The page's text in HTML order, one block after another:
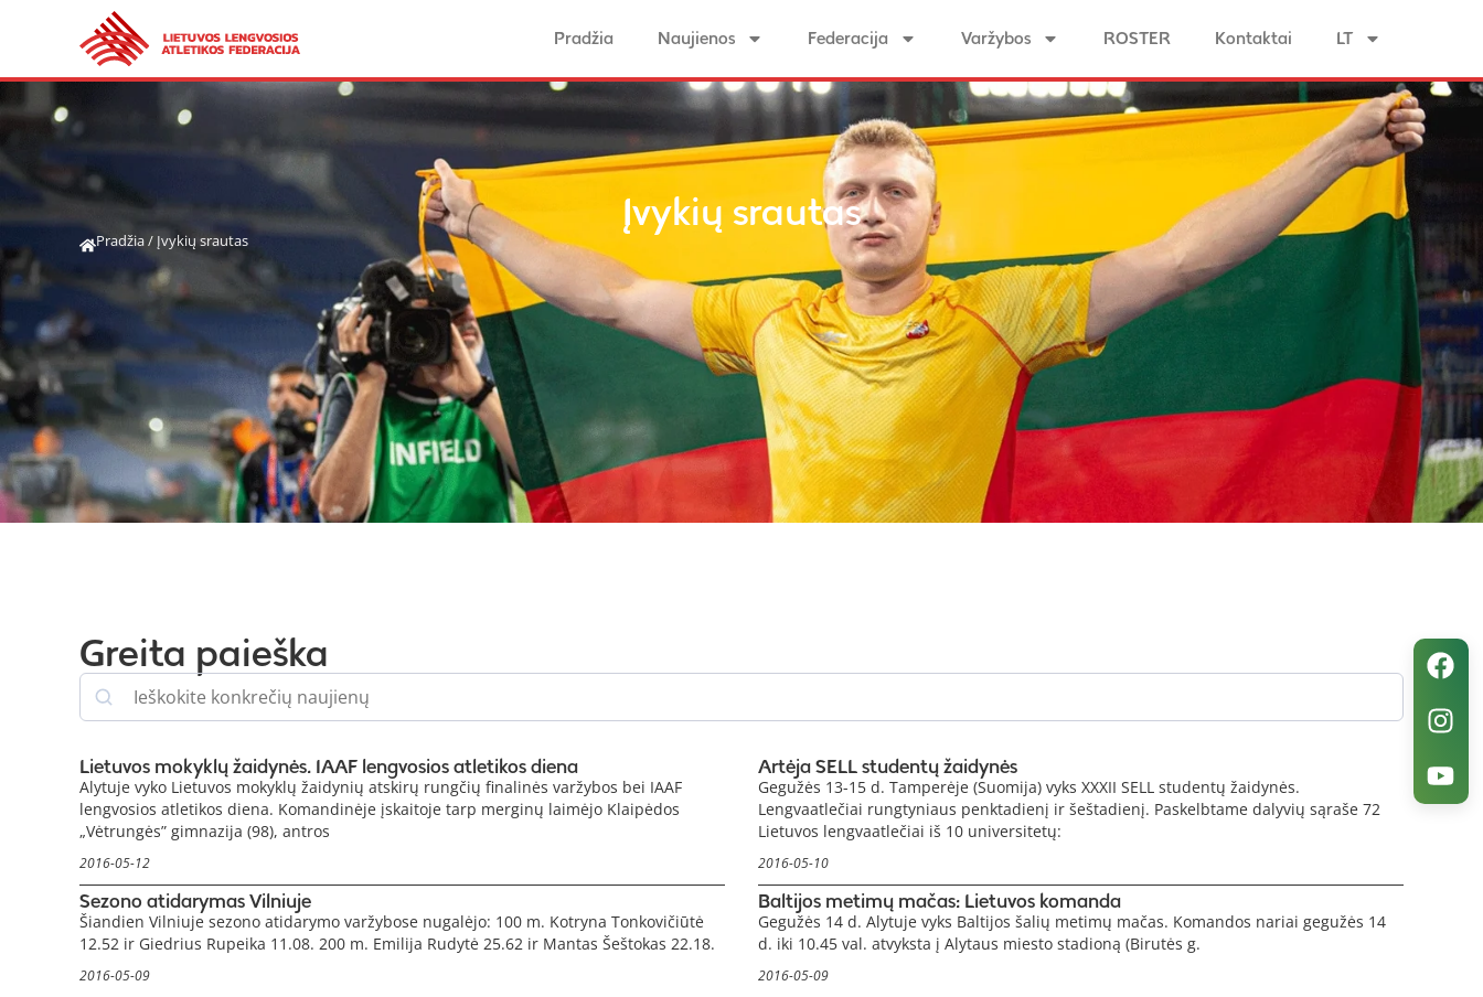
Pradžia Naujienos Federacija Varžybos ROSTER Kontaktai LT
Įvykių srautas
Pradžia/ Įvykių srautas
Greita paieška
Lietuvos mokyklų žaidynės. IAAF lengvosios atletikos diena
Alytuje vyko Lietuvos mokyklų žaidynių atskirų rungčių finalinės varžybos bei IAAF
lengvosios atletikos diena. Komandinėje įskaitoje tarp merginų laimėjo Klaipėdos
„Vėtrungės” gimnazija (98), antros
2016-05-12
Artėja SELL studentų žaidynės
Gegužės 13-15 d. Tamperėje (Suomija) vyks XXXII SELL studentų žaidynės.
Lengvaatlečiai rungtyniaus penktadienį ir šeštadienį. Paskelbtame dalyvių sąraše 72
Lietuvos lengvaatlečiai iš 10 universitetų:
2016-05-10
Sezono atidarymas Vilniuje
Šiandien Vilniuje sezono atidarymo varžybose nugalėjo: 100 m. Kotryna Tonkovičiūtė
12.52 ir Giedrius Rupeika 11.08. 200 m. Emilija Rudytė 25.62 ir Mantas Šeštokas 22.18.
2016-05-09
Baltijos metimų mačas: Lietuvos komanda
Gegužės 14 d. Alytuje vyks Baltijos šalių metimų mačas. Komandos nariai gegužės 14
d. iki 10.45 val. atvyksta į Alytaus miesto stadioną (Birutės g.
2016-05-09